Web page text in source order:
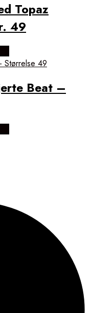
Topaz
49
Beat –